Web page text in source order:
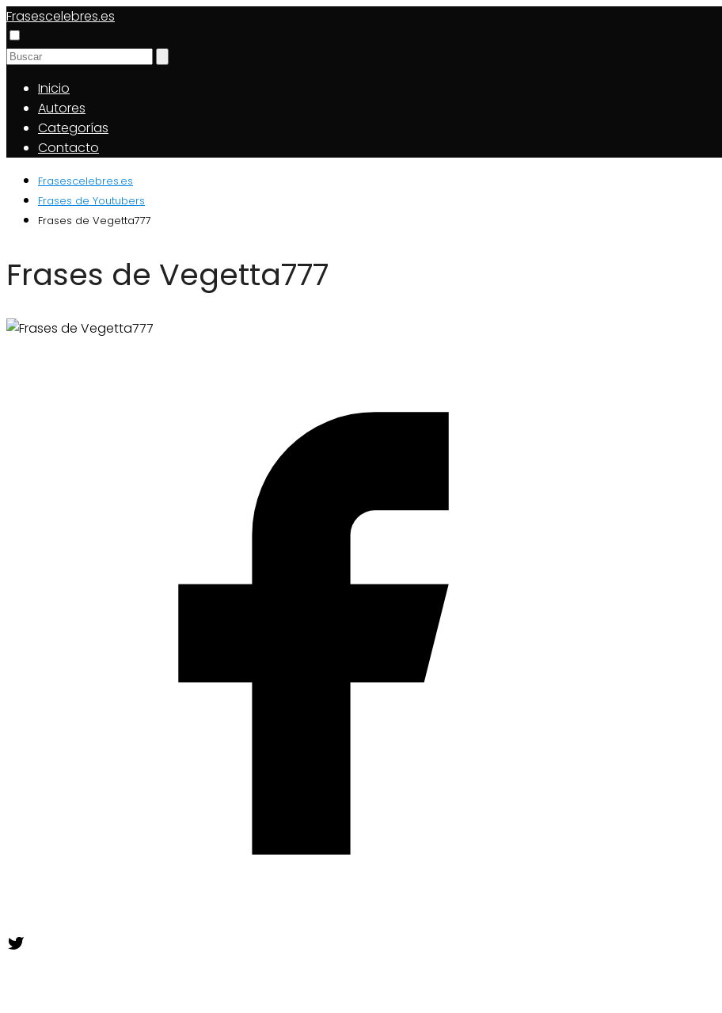
Frasescelebres.es
Inicio
Autores
Categorías
Contacto
Frasescelebres.es
Frases de Youtubers
Frases de Vegetta777
Frases de Vegetta777